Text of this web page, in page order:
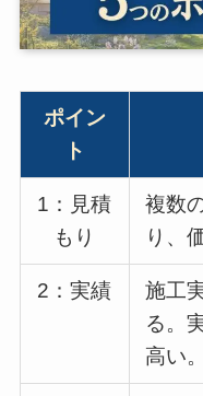
ポイン
ト
1：見積
もり
複数
り、
2：実績
施工
る。
高い。